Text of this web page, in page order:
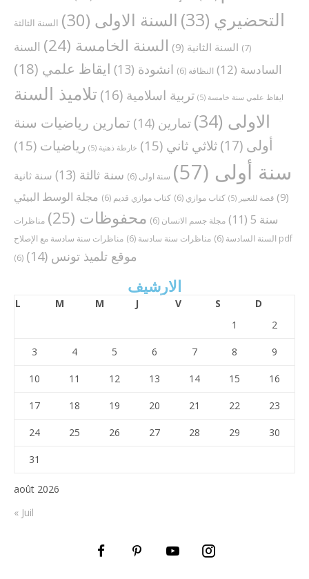
التحضيري (33) السنة الاولى (30)
السنة الثالثة
(7)
السنة الثانية (9) السنة الخامسة (24)
السنة
السادسة (12) النظافة (6) انشودة (13) ايقاظ علمي (18)
ايقاظ علمي سنة خامسة (5) تربية اسلامية (16)
تلاميذ السنة
الاولى (34) تمارين (14)
تمارين رياضيات سنة
أولى (17) ثلاثي ثاني (15) خارطة ذهنية (5) رياضيات (15)
سنة أولى (57) سنة اولى (6) سنة ثالثة (13)
سنة ثانية
(9)
قصة للتعبير (5) كتاب موازي (6) كتاب موازي قديم (6)
مجلة الوسط البيئي
سنة 5
(11) مجلة جسم الانسان (6) محفوظات (25)
مناظرات
السنة السادسة (6) مناظرات سنة سادسة (6)
مناظرات سنة سادسة مع الإصلاح pdf
(6)
موقع تلميذ تونس (14)
الارشيف
août 2026
L M M J V S
D
1
2
3 4 5 6 7 8 9
10 11 12 13 14 15 16
17 18 19 20 21 22 23
24 25 26 27 28 29 30
31
« Juil